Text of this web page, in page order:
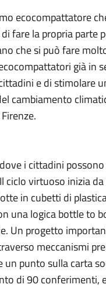
ecocompattatore
fare la propria parte
che si può fare
già in
e di stimolare
cambiamento
i cittadini possono
ciclo virtuoso inizia
in cubetti di
una logica bottle to
Un progetto
meccanismi
un punto sulla carta
di 90 conferimenti,